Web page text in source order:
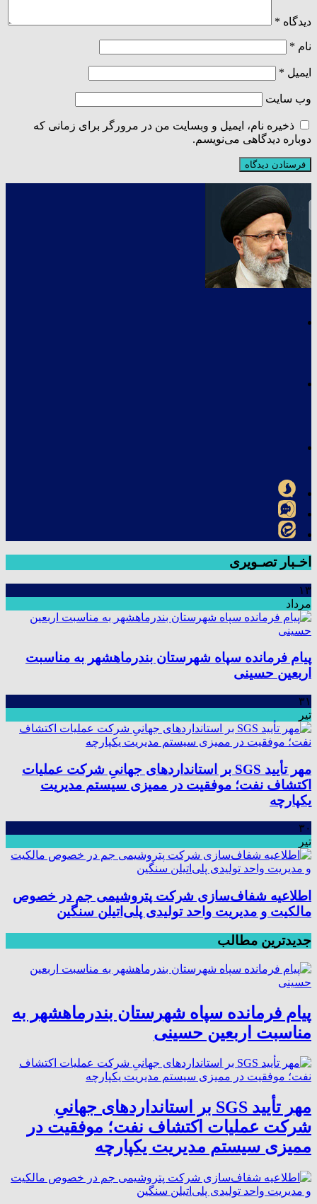
دیدگاه *
نام *
ایمیل *
وب‌ سایت
ذخیره نام، ایمیل و وبسایت من در مرورگر برای زمانی که
دوباره دیدگاهی می‌نویسم.
اخـبار تصـویری
۱۳
مرداد
پیام فرمانده سپاه شهرستان بندرماهشهر به مناسبت
اربعین حسینی
۳۱
تیر
مهر تأیید SGS بر استانداردهای جهانیِ شرکت عملیات
اکتشاف نفت؛ موفقیت در ممیزی سیستم مدیریت
یکپارچه
۳۰
تیر
اطلاعیه شفاف‌سازی شرکت پتروشیمی جم در خصوص
مالکیت و مدیریت واحد تولیدی پلی‌اتیلن سنگین
جدیدترین مطالب
پیام فرمانده سپاه شهرستان بندرماهشهر به
مناسبت اربعین حسینی
مهر تأیید SGS بر استانداردهای جهانیِ
شرکت عملیات اکتشاف نفت؛ موفقیت در
ممیزی سیستم مدیریت یکپارچه